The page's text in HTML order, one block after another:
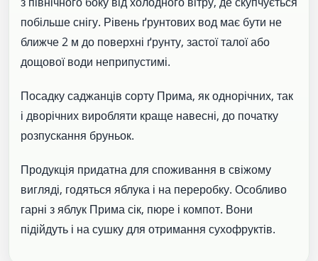
побільше снігу. Рівень ґрунтових вод має бути не
ближче 2 м до поверхні ґрунту, застої талої або
дощової води неприпустимі.
Посадку саджанців сорту Прима, як однорічних, так
і дворічних виробляти краще навесні, до початку
розпускання бруньок.
Продукція придатна для споживання в свіжому
вигляді, годяться яблука і на переробку. Особливо
гарні з яблук Прима сік, пюре і компот. Вони
підійдуть і на сушку для отримання сухофруктів.